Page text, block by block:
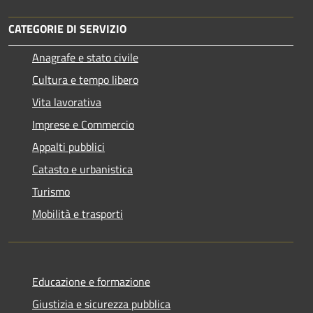
CATEGORIE DI SERVIZIO
Anagrafe e stato civile
Cultura e tempo libero
Vita lavorativa
Imprese e Commercio
Appalti pubblici
Catasto e urbanistica
Turismo
Mobilità e trasporti
Educazione e formazione
Giustizia e sicurezza pubblica